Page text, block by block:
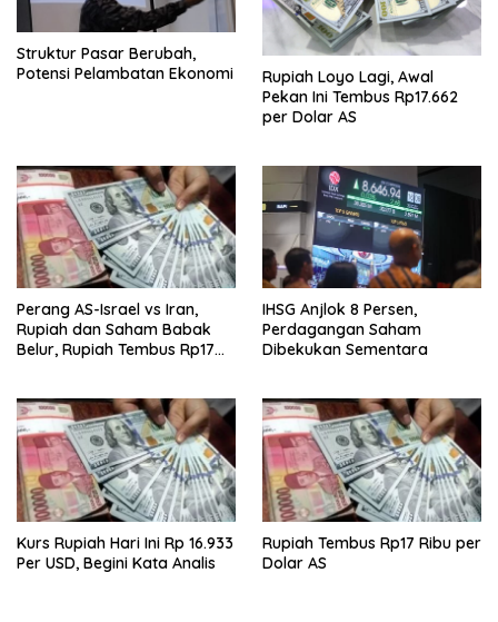
Struktur Pasar Berubah,
Potensi Pelambatan Ekonomi
Rupiah Loyo Lagi, Awal
Pekan Ini Tembus Rp17.662
per Dolar AS
Perang AS-Israel vs Iran,
Rupiah dan Saham Babak
Belur, Rupiah Tembus Rp17
IHSG Anjlok 8 Persen,
Perdagangan Saham
Dibekukan Sementara
Kurs Rupiah Hari Ini Rp 16.933
Per USD, Begini Kata Analis
Rupiah Tembus Rp17 Ribu per
Dolar AS